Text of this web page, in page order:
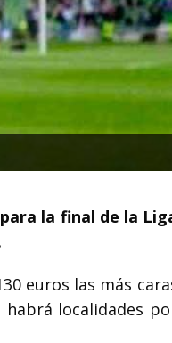
la final de la
euros las más
localidades